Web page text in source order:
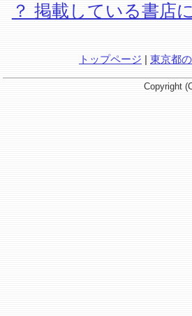
？ 掲載している書店
トップページ | 東京都
Copyright